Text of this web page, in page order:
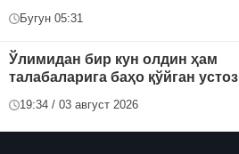
Бугун 05:31
Ўлимидан бир кун олдин ҳам
талабаларига баҳо қўйган устоз
19:34 / 03 август 2026